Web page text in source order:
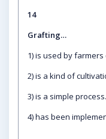
14
Grafting…
1) is used by farmers
2) is a kind of
3) is a simple process.
4) has been